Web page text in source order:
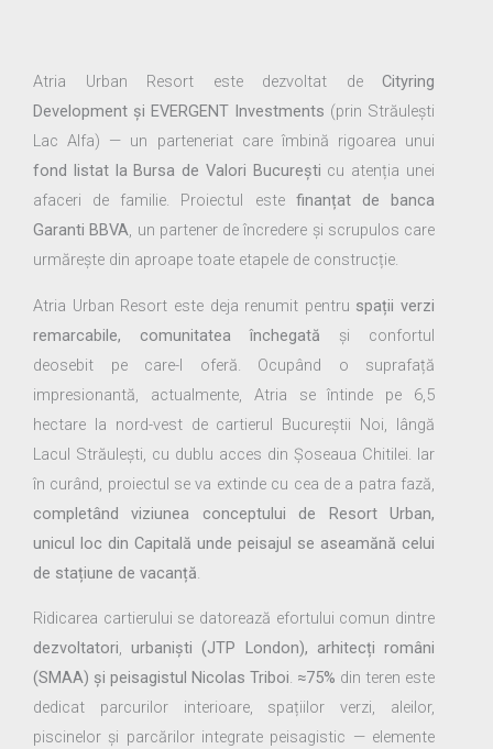
Atria Urban Resort este dezvoltat de Cityring
Development și EVERGENT Investments (prin Străulești
Lac Alfa) — un parteneriat care îmbină rigoarea unui
fond listat la Bursa de Valori București cu atenția unei
afaceri de familie. Proiectul este finanțat de banca
Garanti BBVA, un partener de încredere și scrupulos care
urmărește din aproape toate etapele de construcție.
Atria Urban Resort este deja renumit pentru spații verzi
remarcabile, comunitatea închegată și confortul
deosebit pe care-l oferă. Ocupând o suprafață
impresionantă, actualmente, Atria se întinde pe 6,5
hectare la nord-vest de cartierul Bucureștii Noi, lângă
Lacul Străulești, cu dublu acces din Șoseaua Chitilei. Iar
în curând, proiectul se va extinde cu cea de a patra fază,
completând viziunea conceptului de Resort Urban,
unicul loc din Capitală unde peisajul se aseamănă celui
de stațiune de vacanță
Ridicarea cartierului se datorează efortului comun dintre
dezvoltatori,urbaniști (JTP London), arhitecți români
(SMAA) și peisagistul Nicolas Triboi. ≈75% din teren este
dedicat parcurilor interioare, spațiilor verzi, aleilor,
piscinelor și parcărilor integrate peisagistic — elemente